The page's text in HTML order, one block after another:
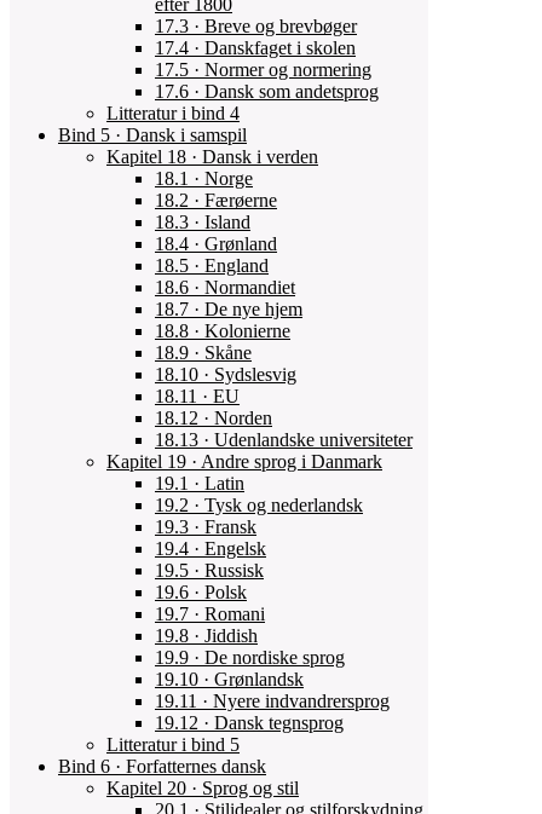
17.3 · Breve og brevbøger
17.4 · Danskfaget i skolen
17.5 · Normer og normering
17.6 · Dansk som andetsprog
Litteratur i bind 4
Bind 5 · Dansk i samspil
Kapitel 18 · Dansk i verden
18.1 · Norge
18.2 · Færøerne
18.3 · Island
18.4 · Grønland
18.5 · England
18.6 · Normandiet
18.7 · De nye hjem
18.8 · Kolonierne
18.9 · Skåne
18.10 · Sydslesvig
18.11 · EU
18.12 · Norden
18.13 · Udenlandske universiteter
Kapitel 19 · Andre sprog i Danmark
19.1 · Latin
19.2 · Tysk og nederlandsk
19.3 · Fransk
19.4 · Engelsk
19.5 · Russisk
19.6 · Polsk
19.7 · Romani
19.8 · Jiddish
19.9 · De nordiske sprog
19.10 · Grønlandsk
19.11 · Nyere indvandrersprog
19.12 · Dansk tegnsprog
Litteratur i bind 5
Bind 6 · Forfatternes dansk
Kapitel 20 · Sprog og stil
20.1 · Stilidealer og stilforskydning